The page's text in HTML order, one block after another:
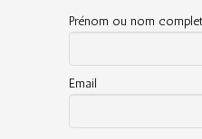
Prénom ou nom complet
Email